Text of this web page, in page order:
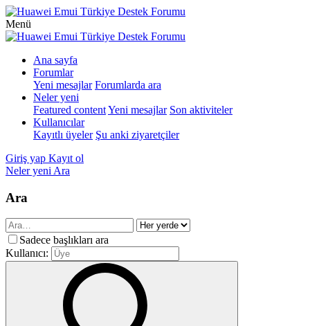
Menü
Ana sayfa
Forumlar
Yeni mesajlar Forumlarda ara
Neler yeni
Featured contentYeni mesajlar Son aktiviteler
Kullanıcılar
Kayıtlı üyeler Şu anki ziyaretçiler
Giriş yap Kayıt ol
Neler yeni Ara
Ara
Sadece başlıkları ara
Kullanıcı: